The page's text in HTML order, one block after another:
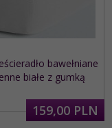
bawełniane
białe z gumką
159,00 PLN